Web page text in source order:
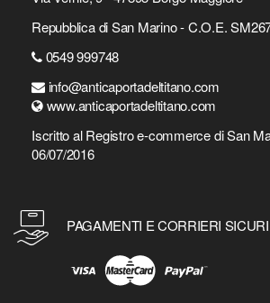
Repubblica di San Marino - C.O.E.
0549 999748
info@anticaportadeltitano.com
www.anticaportadeltitano.com
Iscritto al Registro e-commerce di San
06/07/2016
PAGAMENTI E CORRIERI SICURI